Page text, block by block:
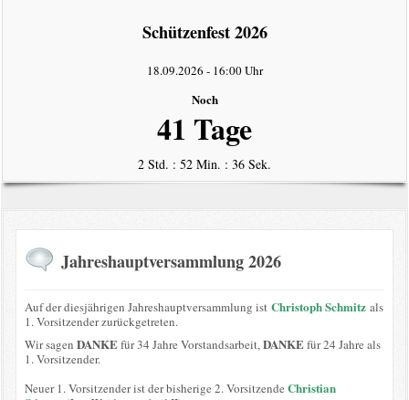
Schützenfest 2026
18.09.2026 - 16:00 Uhr
Noch
41 Tage
2 Std. : 52 Min. : 36 Sek.
Jahreshauptversammlung 2026
Auf der diesjährigen Jahreshauptversammlung ist Christoph Schmitzals
1. Vorsitzender zurückgetreten.
Wir sagen DANKEfür 34 Jahre Vorstandsarbeit,DANKEfür 24 Jahre als
1. Vorsitzender.
Neuer 1. Vorsitzender ist der bisherige 2. Vorsitzende Christian